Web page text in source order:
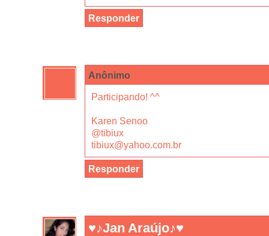
Responder
Anônimo
Participando! ^^
Karen Senoo
@tibiux
tibiux@yahoo.com.br
Responder
♥♪Jan Araújo♪♥